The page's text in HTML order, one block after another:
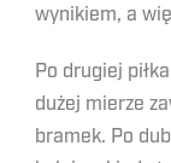
wynikiem, a
Po drugiej
dużej mierze
bramek. Po